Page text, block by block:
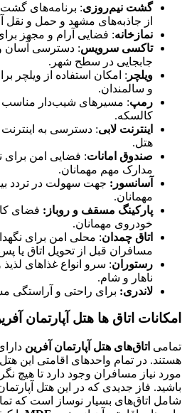
گشت نیم‌روزی: برنامه‌های گشت
از جاذبه‌های مشهد و حمل و نقل
نمازخانه: فضایی آرام و مجهز
تاکسی سرویس: دسترسی آسان
جابجایی در سطح شهر.
ویلچر : امکان استفاده از ویلچر
و سالمندان.
رمپ: مسیرهای شیب‌دار مناسب
کالسکه.
اینترنت لابی: دسترسی به
هتل.
صندوق امانات: فضایی امن برای
مدارک مهم مهمانان.
آسانسور: جهت سهولت در تردد
مهمانان.
پارکینگ مسقف و روباز: فضای
خودروی مهمانان.
اتاق چمدان: محلی امن برای
مسافران قبل از تحویل اتاق یا
رستوران: سرو انواع غذاهای
ناهار و شام.
لاندری: برای راحتی و آراستگی
امکانات اتاق ها هتل آپارتمان
تمامی اتاق‌های هتل آپارتمان آفرین
هستند. در تمام واحدهای اقامتی این
مورد نیاز مسافران وجود دارد تا هیچ
باشید. فاز جدیدی که در این هتل
شامل اتاق‌های بسیار نوساز است که